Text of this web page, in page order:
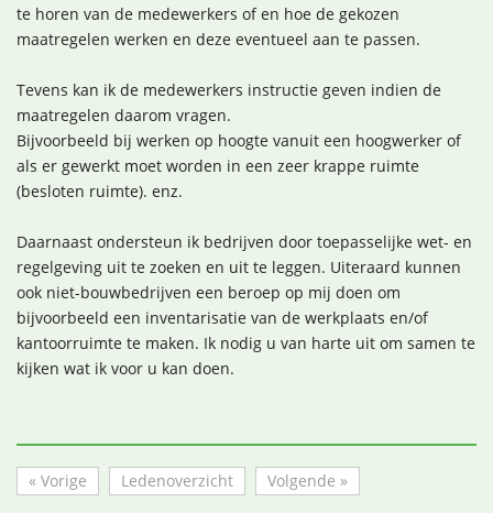
te horen van de medewerkers of en hoe de gekozen
maatregelen werken en deze eventueel aan te passen.
Tevens kan ik de medewerkers instructie geven indien de
maatregelen daarom vragen.
Bijvoorbeeld bij werken op hoogte vanuit een hoogwerker of
als er gewerkt moet worden in een zeer krappe ruimte
(besloten ruimte). enz.
Daarnaast ondersteun ik bedrijven door toepasselijke wet- en
regelgeving uit te zoeken en uit te leggen. Uiteraard kunnen
ook niet-bouwbedrijven een beroep op mij doen om
bijvoorbeeld een inventarisatie van de werkplaats en/of
kantoorruimte te maken. Ik nodig u van harte uit om samen te
kijken wat ik voor u kan doen.
« Vorige Ledenoverzicht Volgende »